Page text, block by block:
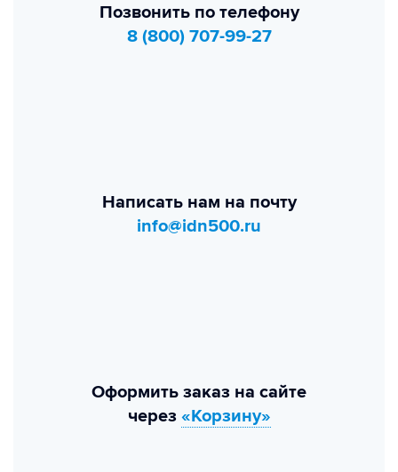
Позвонить по телефону
8 (800) 707-99-27
Написать нам на почту
info@idn500.ru
Оформить заказ на сайте
через «Корзину»